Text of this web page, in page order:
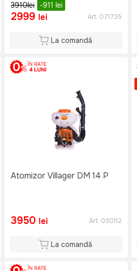
3910lei -911 lei
2999 lei Art: 071735
La comandă
Atomizor Villager DM 14 P
3950 lei Art: 030112
La comandă